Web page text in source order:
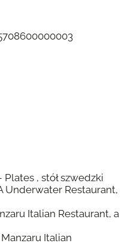
Plates , stół szwedzki
Underwater Restaurant,
Italian Restaurant, a
Manzaru Italian